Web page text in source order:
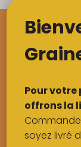
Pour votre
offrons la
soyez livré